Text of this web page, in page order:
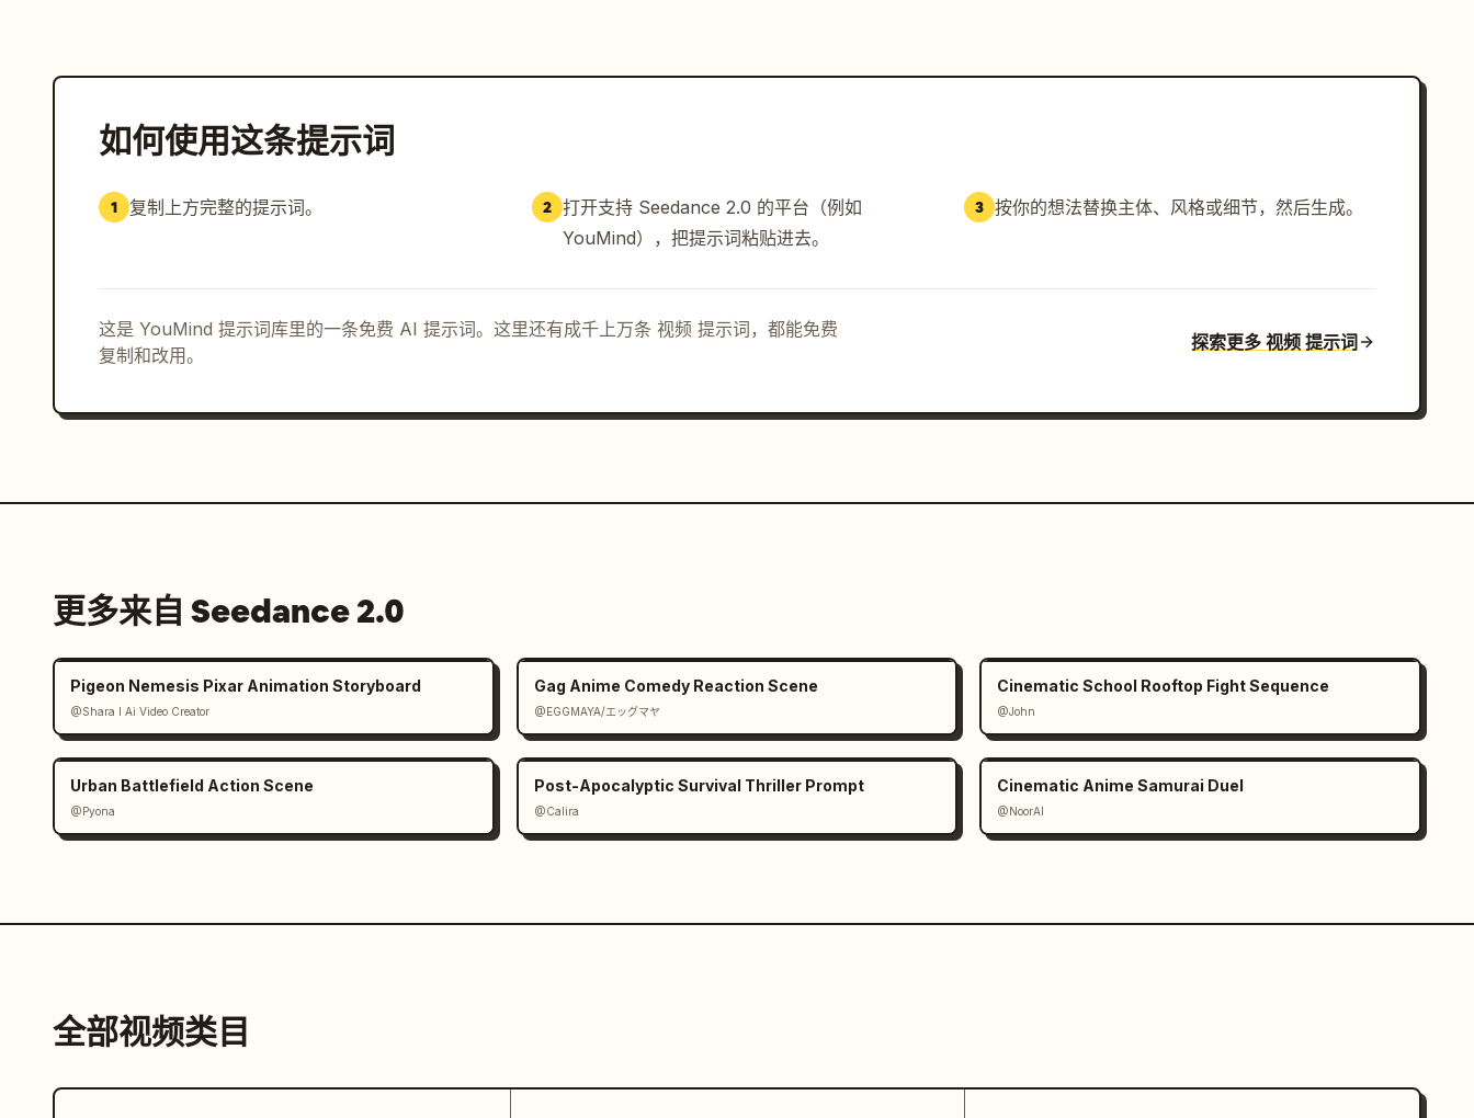
如何使用这条提示词
1 复制上方完整的提示词。 2 打开支持 Seedance 2.0 的平台（例如
YouMind），把提示词粘贴进去。
3 按你的想法替换主体、风格或细节，然后生成。
这是 YouMind 提示词库里的一条免费 AI 提示词。这里还有成千上万条 视频 提示词，都能免费
复制和改用。
探索更多 视频 提示词
更多来自 Seedance 2.0
Pigeon Nemesis Pixar Animation Storyboard
@Shara I Ai Video Creator
Gag Anime Comedy Reaction Scene
@EGGMAYA/エッグマヤ
Cinematic School Rooftop Fight Sequence
@John
Urban Battlefield Action Scene
@Pyona
Post-Apocalyptic Survival Thriller Prompt
@Calira
Cinematic Anime Samurai Duel
@NoorAI
全部视频类目